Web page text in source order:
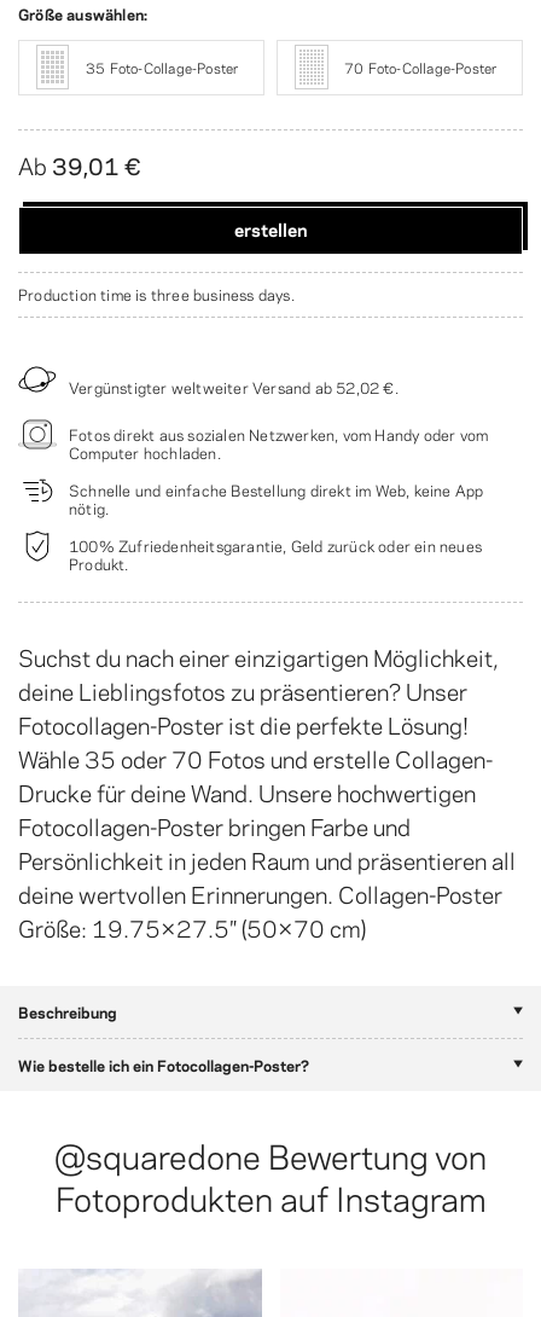
Suchst du nach einer einzigartigen Möglichkeit,
deine Lieblingsfotos zu präsentieren? Unser
Fotocollagen-Poster ist die perfekte Lösung!
Wähle 35 oder 70 Fotos und erstelle Collagen-
Drucke für deine Wand. Unsere hochwertigen
Fotocollagen-Poster bringen Farbe und
Persönlichkeit in jeden Raum und präsentieren all
deine wertvollen Erinnerungen. Collagen-Poster
Größe: 19.75×27.5″ (50×70 cm)
Größe auswählen:
35 Foto-Collage-Poster 70 Foto-Collage-Poster
Ab 39,01 €
erstellen
Production time is three business days.
Vergünstigter weltweiter Versand ab 52,02 €
Fotos direkt aus sozialen Netzwerken, vom Handy oder vom
Computer hochladen.
Schnelle und einfache Bestellung direkt im Web, keine App
nötig.
100% Zufriedenheitsgarantie, Geld zurück oder ein neues
Produkt.
Beschreibung
Wie bestelle ich ein Fotocollagen-Poster?
@squaredone Bewertung von
Fotoprodukten auf Instagram